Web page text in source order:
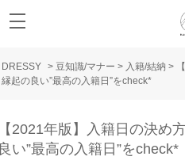
DRESSY > 豆知識/マナー > 入籍/結納 >
縁起の良い”最高の入籍日”をcheck*
【2021年版】入籍日の決め
良い”最高の入籍日”をcheck*